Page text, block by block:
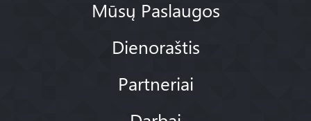
Mūsų Paslaugos
Dienoraštis
Partneriai